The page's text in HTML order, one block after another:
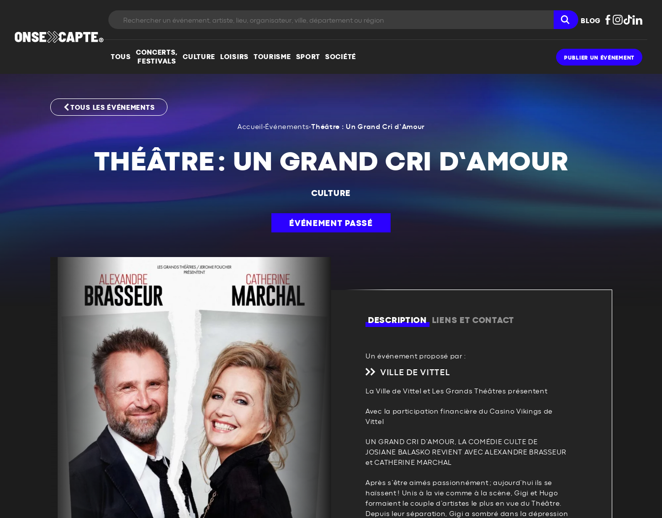
BLOG
TOUS
CONCERTS,
FESTIVALS
CULTURE LOISIRS TOURISME SPORT SOCIÉTÉ PUBLIER UN ÉVÉNEMENT
TOUS LES ÉVÉNEMENTS
Accueil •Événements•Théâtre : Un Grand Cri d’Amour
THÉÂTRE : UN GRAND CRI D’AMOUR
CULTURE
ÉVÉNEMENT PASSÉ
DESCRIPTION LIENS ET CONTACT
Un événement proposé par :
VILLE DE VITTEL
La Ville de Vittel et Les Grands Théâtres présentent
Avec la participation financière du Casino Vikings de
Vittel
UN GRAND CRI D’AMOUR, LA COMÉDIE CULTE DE
JOSIANE BALASKO REVIENT AVEC ALEXANDRE BRASSEUR
et CATHERINE MARCHAL
Après s’être aimés passionnément ; aujourd’hui ils se
haïssent ! Unis à la vie comme à la scène, Gigi et Hugo
formaient le couple d’artistes le plus en vue du Théâtre.
Depuis leur séparation, Gigi a sombré dans la dépression